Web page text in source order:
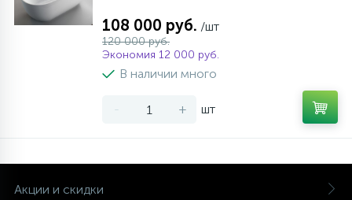
108 000 руб. /шт
120 000 руб.
Экономия 12 000 руб.
В наличии много
- + шт
Акции и скидки